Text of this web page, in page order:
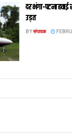
दरभंगा-पटना
उड़त
BYसंपादक